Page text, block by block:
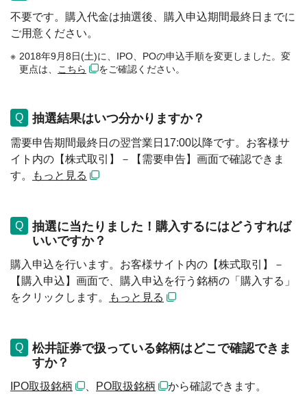
不要です。購入代金は抽選後、購入申込期間最終日までに
ご用意ください。
2018年9月8日(土)に、IPO、POの申込手順を変更しました。変
更点は、
こちら をご確認ください。
抽選結果はいつ分かりますか？
需要申告期間最終日の翌営業日17:00以降です。お客様サ
イト内の【株式取引】－【需要申告】画面で確認できま
す。
もっと見る
抽選に当たりました！購入するにはどうすれば
いいですか？
購入申込を行います。お客様サイト内の【株式取引】－
【購入申込】画面で、購入申込を行う銘柄の「購入する」
をクリックします。
もっと見る
松井証券で扱っている銘柄はどこで確認できま
すか？
IPO取扱銘柄 PO取扱銘柄 から確認できます。